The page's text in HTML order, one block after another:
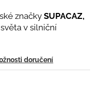
značky SUPACAZ,
v silniční
doručení